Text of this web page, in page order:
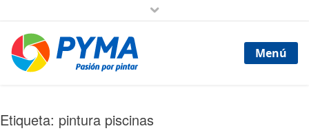
Menú
Etiqueta: pintura piscinas